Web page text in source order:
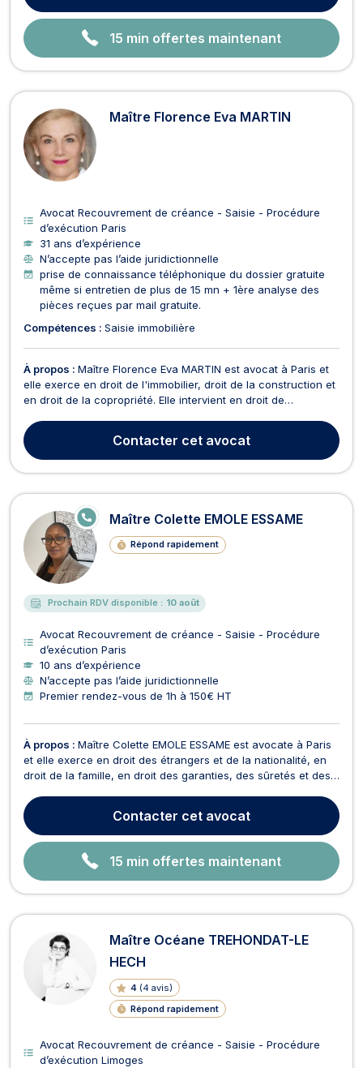
15 min offertes maintenant
Maître Florence Eva MARTIN
Avocat Recouvrement de créance - Saisie - Procédure
d’exécution Paris
31 ans d’expérience
N’accepte pas l’aide juridictionnelle
prise de connaissance téléphonique du dossier gratuite
même si entretien de plus de 15 mn + 1ère analyse des
pièces reçues par mail gratuite.
Compétences : Saisie immobilière
À propos : Maître Florence Eva MARTIN est avocat à Paris et
elle exerce en droit de l'immobilier, droit de la construction et
en droit de la copropriété. Elle intervient en droit de
vente ou la location d'un bien immeuble, aux vices cachés, à
la garantie décennale ou plus g...
Contacter cet avocat
Maître Colette EMOLE ESSAME
Répond rapidement
E
N
LI
G
N
E
Prochain RDV disponible : 10 août
Avocat Recouvrement de créance - Saisie - Procédure
d’exécution Paris
10 ans d’expérience
N’accepte pas l’aide juridictionnelle
Premier rendez-vous de 1h à 150€ HT
À propos : Maître Colette EMOLE ESSAME est avocate à Paris
et elle exerce en droit des étrangers et de la nationalité, en
droit de la famille, en droit des garanties, des sûretés et des
sociale et de la protection sociale. En droit des étrangers et
de la nationalité, Maîtr...Contacter cet avocat
15 min offertes maintenant
Maître Océane TREHONDAT-LE
HECH
4 (4 avis)
Répond rapidement
Avocat Recouvrement de créance - Saisie - Procédure
d’exécution Limoges